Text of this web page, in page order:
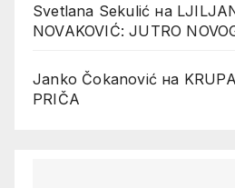
Svetlana Sekulić на
NOVAKOVIĆ: JUTRO
Janko Čokanović на
PRIČA